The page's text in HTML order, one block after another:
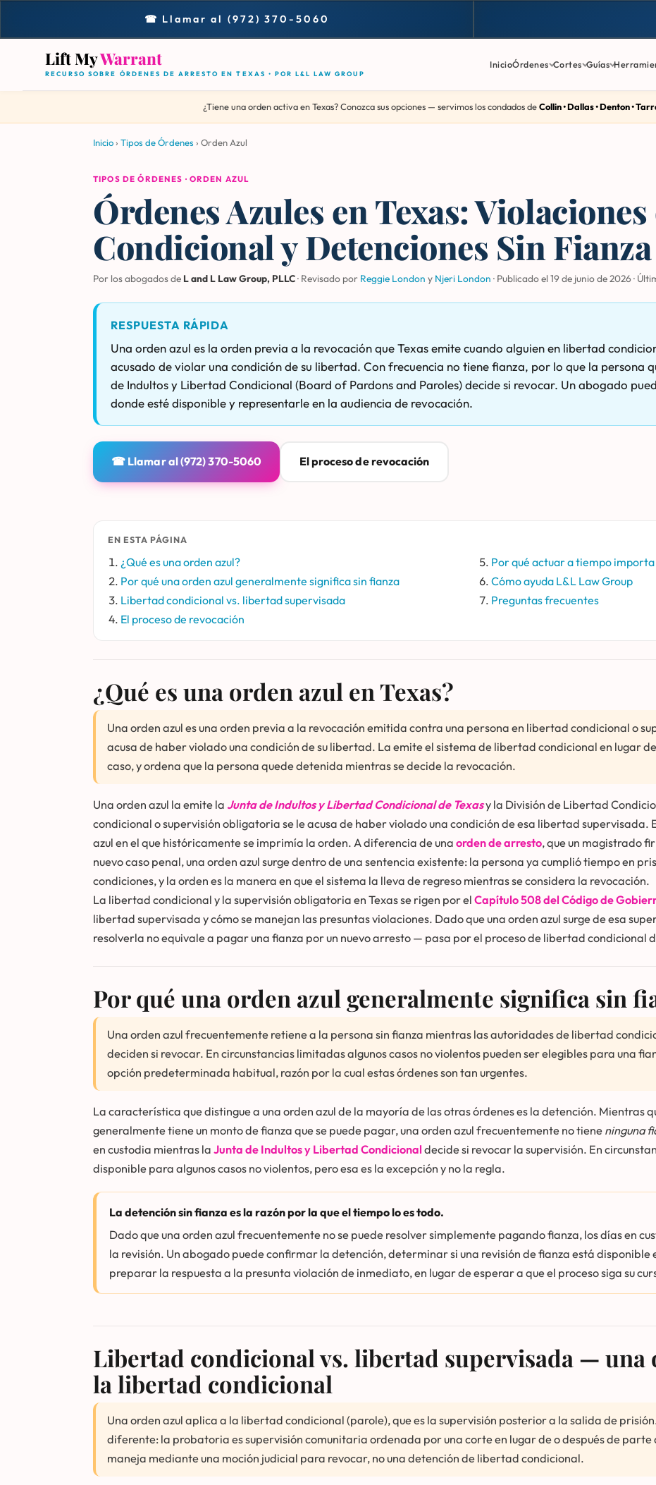
☎ Llamar al (972) 370-5060
Lift MyWarrant
RECURSO SOBRE ÓRDENES DE ARRESTO EN TEXAS • POR L&L LAW GROUP
InicioÓrdenes Cortes Guías
¿Tiene una orden activa en Texas? Conozca sus opciones — servimos los condados deCollin • Dallas • Denton •
Inicio› Tipos de Órdenes › Orden Azul
TIPOS DE ÓRDENES · ORDEN AZUL
Órdenes Azules en Texas:
Condicional y Detenciones Sin Fianza
Por los abogados de L and L Law Group, PLLC· Revisado por Reggie London y Njeri London · Publicado el 19 de junio de 2026·
RESPUESTA RÁPIDA
Una orden azul es la orden previa a la revocación que Texas emite cuando alguien en libertad
acusado de violar una condición de su libertad. Con frecuencia no tiene fianza, por lo que la persona
de Indultos y Libertad Condicional (Board of Pardons and Paroles) decide si revocar. Un abogado
donde esté disponible y representarle en la audiencia de revocación.
☎ Llamar al (972) 370-5060 El proceso de revocación
EN ESTA PÁGINA
¿Qué es una orden azul?
Por qué una orden azul generalmente significa sin fianza
Libertad condicional vs. libertad supervisada
El proceso de revocación
Por qué actuar a tiempo importa
Cómo ayuda L&L Law Group
Preguntas frecuentes
¿Qué es una orden azul en Texas?
Una orden azul es una orden previa a la revocación emitida contra una persona en libertad condicional o
acusa de haber violado una condición de su libertad. La emite el sistema de libertad condicional en lugar
caso, y ordena que la persona quede detenida mientras se decide la revocación.
Una orden azul la emite la Junta de Indultos y Libertad Condicional de Texasy la División de Libertad
condicional o supervisión obligatoria se le acusa de haber violado una condición de esa libertad supervisada.
azul en el que históricamente se imprimía la orden. A diferencia de una orden de arresto, que un magistrado
nuevo caso penal, una orden azul surge dentro de una sentencia existente: la persona ya cumplió tiempo en
condiciones, y la orden es la manera en que el sistema la lleva de regreso mientras se considera la revocación.
La libertad condicional y la supervisión obligatoria en Texas se rigen por el Capítulo 508 del Código de
libertad supervisada y cómo se manejan las presuntas violaciones. Dado que una orden azul surge de esa
resolverla no equivale a pagar una fianza por un nuevo arresto — pasa por el proceso de libertad condicional
Por qué una orden azul generalmente significa sin
Una orden azul frecuentemente retiene a la persona sin fianza mientras las autoridades de libertad
deciden si revocar. En circunstancias limitadas algunos casos no violentos pueden ser elegibles para una
opción predeterminada habitual, razón por la cual estas órdenes son tan urgentes.
La característica que distingue a una orden azul de la mayoría de las otras órdenes es la detención. Mientras
generalmente tiene un monto de fianza que se puede pagar, una orden azul frecuentemente no tiene ninguna
en custodia mientras la Junta de Indultos y Libertad Condicional decide si revocar la supervisión. En
disponible para algunos casos no violentos, pero esa es la excepción y no la regla.
La detención sin fianza es la razón por la que el tiempo lo es todo.
Dado que una orden azul frecuentemente no se puede resolver simplemente pagando fianza, los días en
la revisión. Un abogado puede confirmar la detención, determinar si una revisión de fianza está disponible
preparar la respuesta a la presunta violación de inmediato, en lugar de esperar a que el proceso siga su
Libertad condicional vs. libertad supervisada — una
la libertad condicional
Una orden azul aplica a la libertad condicional (parole), que es la supervisión posterior a la salida de
diferente: la probatoria es supervisión comunitaria ordenada por una corte en lugar de o después de parte
maneja mediante una moción judicial para revocar, no una detención de libertad condicional.